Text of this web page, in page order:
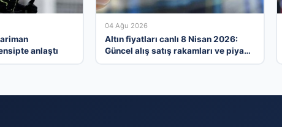
anlaştı
04 Ağu 2026
Altın fiyatları canlı 8 Nisan 2026:
Güncel alış satış rakamları ve piyasa